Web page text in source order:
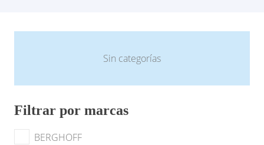
Sin categorías
Filtrar por marcas
BERGHOFF